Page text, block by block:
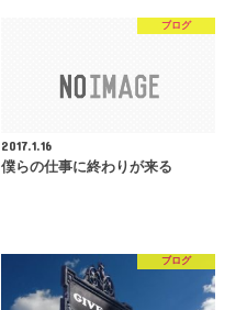
ブログ
2017.1.16
僕らの仕事に終わりが来る
ブログ